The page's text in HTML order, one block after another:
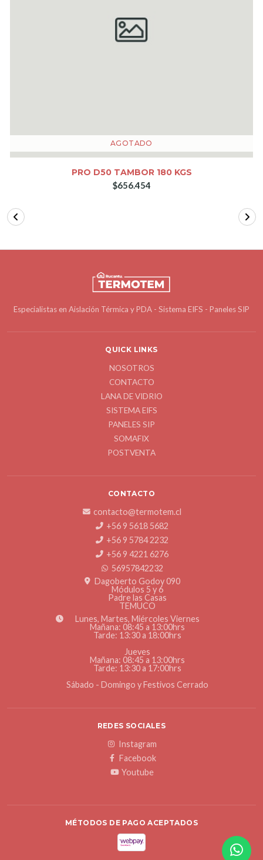
AGOTADO
PRO D50 TAMBOR 180 KGS
$656.454
Especialistas en Aislación Térmica y PDA - Sistema EIFS - Paneles SIP
QUICK LINKS
NOSOTROS
CONTACTO
LANA DE VIDRIO
SISTEMA EIFS
PANELES SIP
SOMAFIX
POSTVENTA
CONTACTO
contacto@termotem.cl
+56 9 5618 5682
+56 9 5784 2232
+56 9 4221 6276
56957842232
Dagoberto Godoy 090
Módulos 5 y 6
Padre las Casas
TEMUCO
Lunes, Martes, Miércoles Viernes
Mañana: 08:45 a 13:00hrs
Tarde: 13:30 a 18:00hrs
Jueves
Mañana: 08:45 a 13:00hrs
Tarde: 13:30 a 17:00hrs
Sábado - Domingo y Festivos Cerrado
REDES SOCIALES
Instagram
Facebook
Youtube
MÉTODOS DE PAGO ACEPTADOS